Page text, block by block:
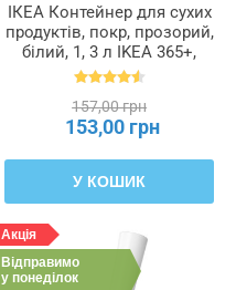
ІКЕА Контейнер для сухих
продуктів, покр, прозорий,
білий, 1, 3 л IKEA 365+,
800.667.23
157,00 грн
153,00 грн
У КОШИК
Акція
Відправимо
у понеділок